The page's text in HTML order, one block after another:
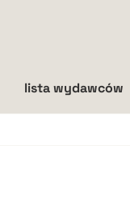
lista wydawców